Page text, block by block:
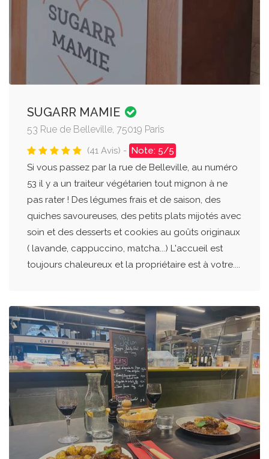
SUGARR MAMIE
53 Rue de Belleville, 75019 Paris
(41 Avis) - Note: 5/5
Si vous passez par la rue de Belleville, au numéro
53 il y a un traiteur végétarien tout mignon à ne
pas rater ! Des légumes frais et de saison, des
quiches savoureuses, des petits plats mijotés avec
soin et des desserts et cookies au goûts originaux
( lavande, cappuccino, matcha...) L'accueil est
toujours chaleureux et la propriétaire est à votre....